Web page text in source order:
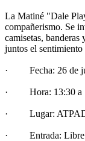
La Matiné "Dale
compañerismo. Se
camisetas, banderas
juntos el
· Fecha: 26 de
· Hora: 13:30 a
· Lugar:
· Entrada: Libre